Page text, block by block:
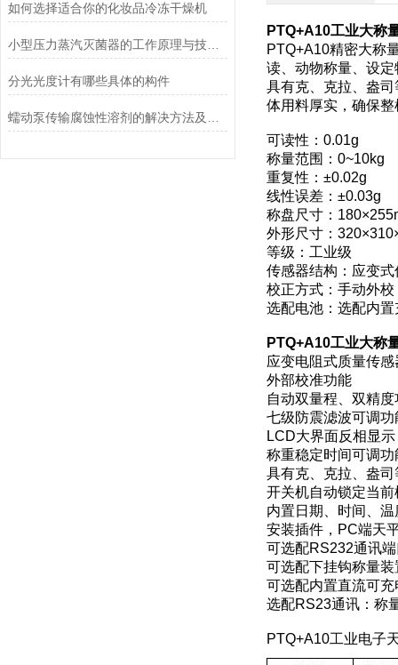
如何选择适合你的化妆品冷冻干燥机
小型压力蒸汽灭菌器的工作原理与技术优势概述
分光光度计有哪些具体的构件
PTQ+A10工业大称
PTQ+A10精密大称
读、动物称量、设
具有克、克拉、盎
体用料厚实，确保
可读性：0.01g
称量范围：0~10kg
重复性：±0.02g
线性误差：±0.03g
称盘尺寸：
外形尺寸：
等级：工业级
传感器结构：应变式
校正方式：手动外校
选配电池：选配内置
PTQ+A10工业大称
应变电阻式质量传感
外部校准功能
自动双量程、双精度
七级防震滤波可调功
LCD大界面反相显示
称重稳定时间可调功
具有克、克拉、盎
开关机自动锁定当前
内置日期、时间、
安装插件，PC端天
可选配RS232通讯
可选配下挂钩称量装
可选配内置直流可充
选配RS23通讯：称
PTQ+A10工业电子